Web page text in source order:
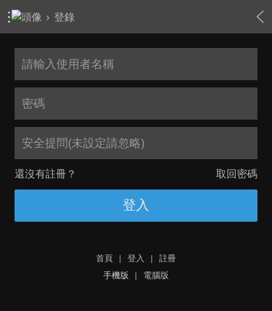
› 登錄
安全提問(未設定請忽略)
還沒有註冊？ 取回密碼
登入
首頁 | 登入 |
註冊
手機版
| 電腦版